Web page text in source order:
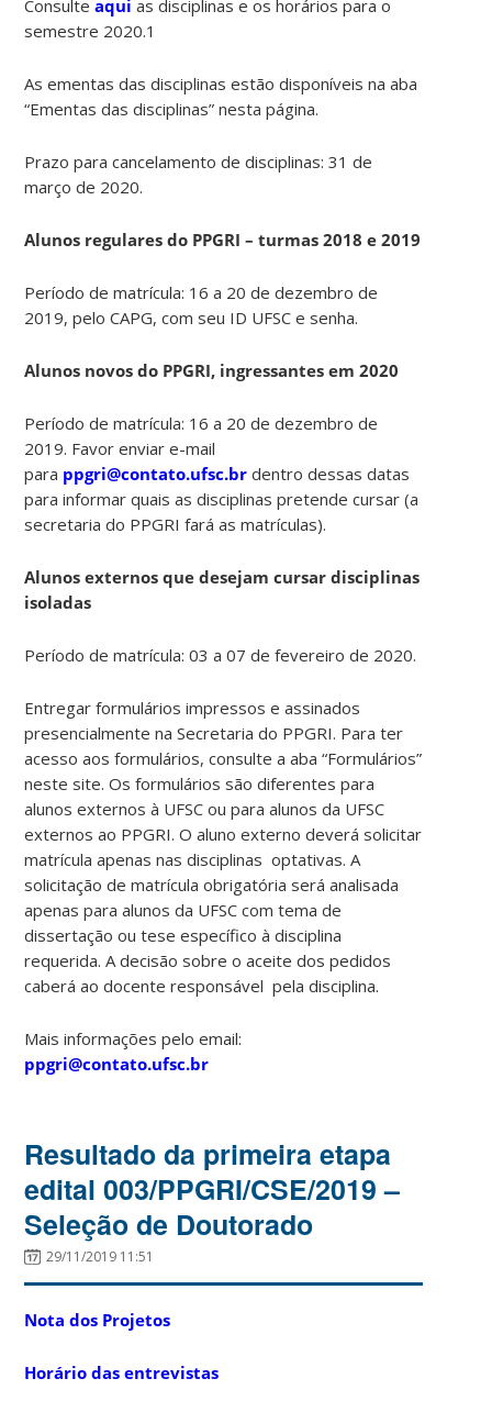
Consulteaqui as disciplinas e os horários para o
semestre 2020.1
As ementas das disciplinas estão disponíveis na aba
“Ementas das disciplinas” nesta página.
Prazo para cancelamento de disciplinas: 31 de
março de 2020.
Alunos regulares do PPGRI – turmas 2018 e 2019
Período de matrícula: 16 a 20 de dezembro de
2019, pelo CAPG, com seu ID UFSC e senha.
Alunos novos do PPGRI, ingressantes em 2020
Período de matrícula: 16 a 20 de dezembro de
2019. Favor enviar e-mail
para ppgri@contato.ufsc.br dentro dessas datas
para informar quais as disciplinas pretende cursar (a
secretaria do PPGRI fará as matrículas).
Alunos externos que desejam cursar disciplinas
isoladas
Período de matrícula: 03 a 07 de fevereiro de 2020.
Entregar formulários impressos e assinados
presencialmente na Secretaria do PPGRI. Para ter
acesso aos formulários, consulte a aba “Formulários”
neste site. Os formulários são diferentes para
alunos externos à UFSC ou para alunos da UFSC
externos ao PPGRI. O aluno externo deverá solicitar
matrícula apenas nas disciplinas optativas. A
solicitação de matrícula obrigatória será analisada
apenas para alunos da UFSC com tema de
dissertação ou tese específico à disciplina
requerida. A decisão sobre o aceite dos pedidos
caberá ao docente responsável pela disciplina.
Mais informações pelo email:
ppgri@contato.ufsc.br
Resultado da primeira etapa
edital 003/PPGRI/CSE/2019 –
Seleção de Doutorado
29/11/2019 11:51
Nota dos Projetos
Horário das entrevistas